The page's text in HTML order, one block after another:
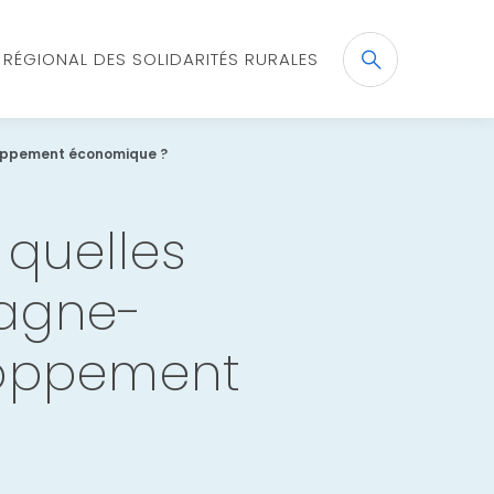
DES SOLIDARITÉS RURALESRecherche
OK
économique ?